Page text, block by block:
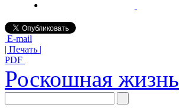
E-mail
| Печать |
PDF
Роскошная жизнь